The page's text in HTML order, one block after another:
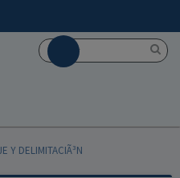
Y DELIMITACIÃ³N